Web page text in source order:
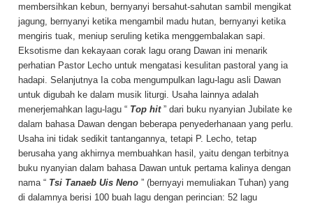
membersihkan kebun, bernyanyi bersahut-sahutan sambil mengikat
jagung, bernyanyi ketika mengambil madu hutan, bernyanyi ketika
mengiris tuak, meniup seruling ketika menggembalakan sapi.
Eksotisme dan kekayaan corak lagu orang Dawan ini menarik
perhatian Pastor Lecho untuk mengatasi kesulitan pastoral yang ia
hadapi. Selanjutnya Ia coba mengumpulkan lagu-lagu asli Dawan
untuk digubah ke dalam musik liturgi. Usaha lainnya adalah
menerjemahkan lagu-lagu “ Top hit ” dari buku nyanyian Jubilate ke
dalam bahasa Dawan dengan beberapa penyederhanaan yang perlu.
Usaha ini tidak sedikit tantangannya, tetapi P. Lecho, tetap
berusaha yang akhirnya membuahkan hasil, yaitu dengan terbitnya
buku nyanyian dalam bahasa Dawan untuk pertama kalinya dengan
nama “ Tsi Tanaeb Uis Neno ” (bernyayi memuliakan Tuhan) yang
di dalamnya berisi 100 buah lagu dengan perincian: 52 lagu